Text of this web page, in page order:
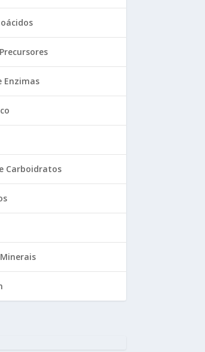
Enzimas
Carboidratos